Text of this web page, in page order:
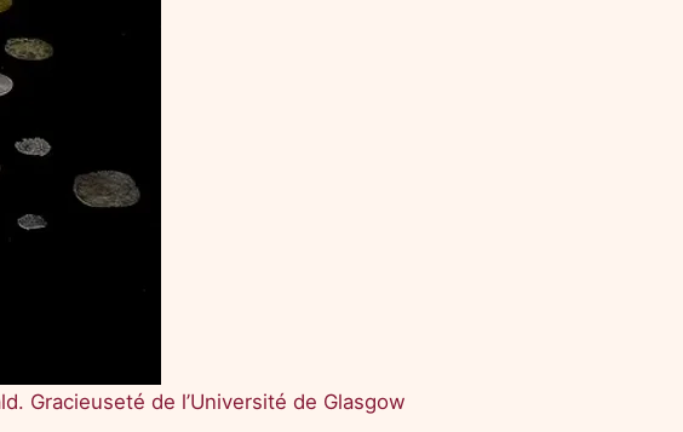
Gracieuseté de l’Université de Glasgow